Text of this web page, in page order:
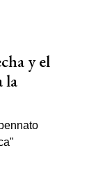
y el
la